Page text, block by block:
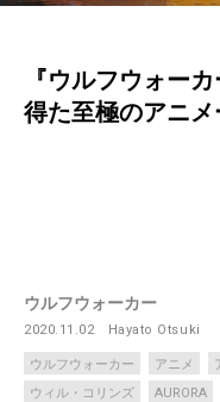
『ウルフウォー
得た至極のアニ
ウルフウォーカー
2020.11.02 Hayato Otsuki
ウルフウォーカー アニメ
ウィル・コリンズ
AURORA